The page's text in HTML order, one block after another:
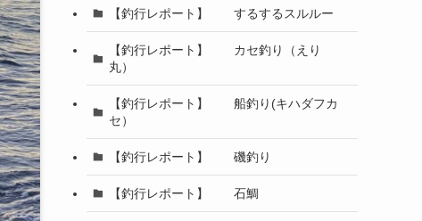
【釣行レポート】 するするスルルー
【釣行レポート】 カセ釣り（えり
丸）
【釣行レポート】 船釣り(キハダフカ
セ）
【釣行レポート】 磯釣り
【釣行レポート】 石鯛